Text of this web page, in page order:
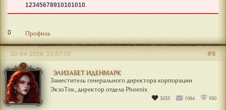
12345678910101010
0 Профиль
ЭЛИЗАБЕТ ИДЕНМАРК
Заместитель генерального директора корпорации
ЭкзоТек, директор отдела Phoenix
3033 1084 930
#6
30-04-2026, 23:57:10